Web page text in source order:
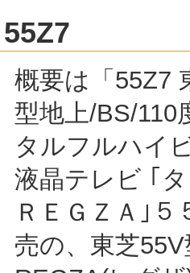
55Z7
概要は「55Z7
型地上/BS/110
タルフルハイ
液晶テレビ ｢
ＲＥＧＺＡ｣５
売の、東芝